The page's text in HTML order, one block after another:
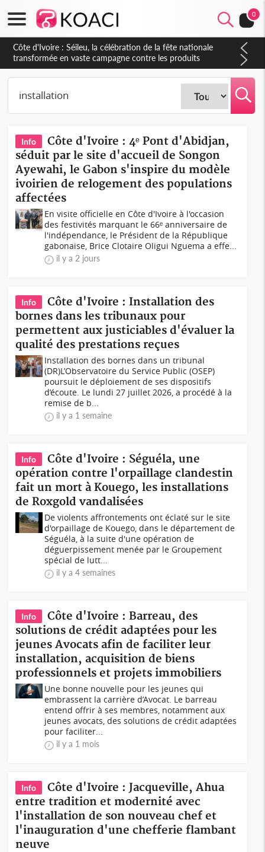
0
Côte d'Ivoire : Daloa, il tue son collègue et cache 38 millions
dans une fosse septique
Info
Côte d'Ivoire : 4ᵉ Pont d'Abidjan,
séduit par le site d'accueil de Songon
Ayewahi, le Gabon s'inspire du modèle
ivoirien de relogement des populations
affectées
En visite officielle en Côte d'Ivoire à l'occasion
des festivités marquant le 66ᵉ anniversaire de
l'indépendance, le Président de la République
gabonaise, Brice Clotaire Oligui Nguema a effe...
il y a 2 jours
Info
Côte d'Ivoire : Installation des
bornes dans les tribunaux pour
permettent aux justiciables d'évaluer la
qualité des prestations reçues
Installation des bornes dans un tribunal
(DR)L’Observatoire du Service Public (OSEP)
poursuit le déploiement de ses dispositifs
d’écoute. Le lundi 27 juillet 2026, a procédé à la
remise de b...
il y a 1 semaine
Info
Côte d'Ivoire : Séguéla, une
opération contre l'orpaillage clandestin
fait un mort à Kouego, les installations
de Roxgold vandalisées
De violents affrontements ont éclaté sur le site
d'orpaillage de Kouego, dans le département de
Séguéla, à la suite d'une opération de
déguerpissement menée par le Groupement
spécial de lutt...
il y a 4 semaines
Info
Côte d'Ivoire : Barreau, des
solutions de crédit adaptées pour les
jeunes Avocats afin de faciliter leur
installation, acquisition de biens
professionnels et projets immobiliers
Une bonne nouvelle pour les jeunes qui
embrassent la carrière d’Avocat. Le barreau
entend offrir à ses membres, notamment aux
jeunes avocats, des solutions de crédit adaptées
pour faciliter...
il y a 1 mois
Info
Côte d'Ivoire : Jacqueville, Ahua
entre tradition et modernité avec
l'installation de son nouveau chef et
l'inauguration d'une chefferie flambant
neuve